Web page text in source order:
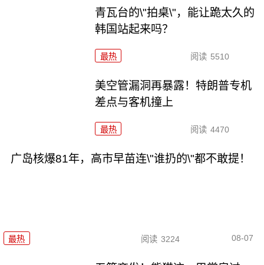
青瓦台的\"拍桌\"，能让跪太久的
韩国站起来吗？
最热 阅读 5510
美空管漏洞再暴露！特朗普专机
差点与客机撞上
最热 阅读 4470
广岛核爆81年，高市早苗连\"谁扔的\"都不敢提！
最热 阅读 3224 08-07